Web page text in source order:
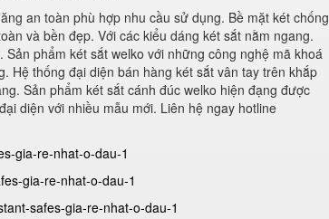
an toàn phù hợp nhu cầu sử dụng. Bề mặt két chống
và bền đẹp. Với các kiểu dáng két sắt nằm ngang.
phẩm két sắt welko với những công nghệ mã khoá
Hệ thống đại diện bán hàng két sắt vân tay trên khắp
Sản phẩm két sắt cánh đúc welko hiện đạng được
diện với nhiều mẫu mới. Liên hệ ngay hotline
gia-re-nhat-o-dau-1
gia-re-nhat-o-dau-1
safes-gia-re-nhat-o-dau-1